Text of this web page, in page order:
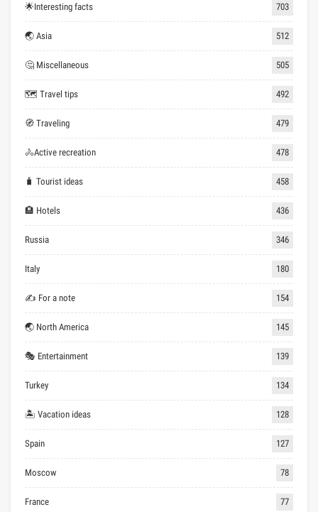
🌟Interesting facts 703
🌏 Asia 512
🤔 Miscellaneous 505
🗺 Travel tips 492
🧭 Traveling 479
🚴Active recreation 478
🧳 Tourist ideas 458
🏨 Hotels 436
Russia 346
Italy 180
✍ For a note 154
🌏 North America 145
🎭 Entertainment 139
Turkey 134
🏝 Vacation ideas 128
Spain 127
Moscow 78
France 77